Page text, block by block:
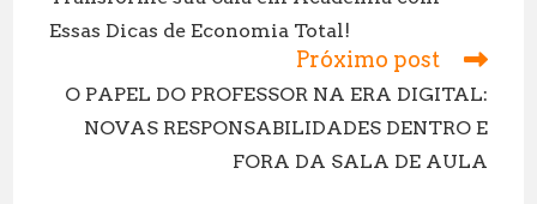
p
p
a
m
artigos
Essas Dicas de Economia Total!
Próximo post
O PAPEL DO PROFESSOR NA ERA DIGITAL:
NOVAS RESPONSABILIDADES DENTRO E
FORA DA SALA DE AULA